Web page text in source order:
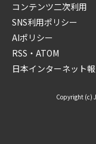
コンテンツ二次利用
SNS利用ポリシー
AIポリシー
RSS・ATOM
日本インターネット
Copyright (c)